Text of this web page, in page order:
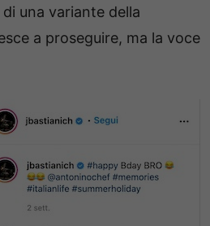
di una variante della
a proseguire, ma la voce